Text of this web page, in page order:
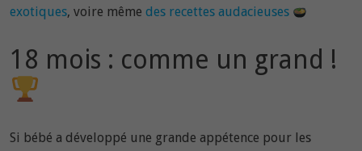
exotiques, voire mêmedes recettes audacieuses
18 mois : comme un grand !
Si bébé a développé une grande appétence pour les